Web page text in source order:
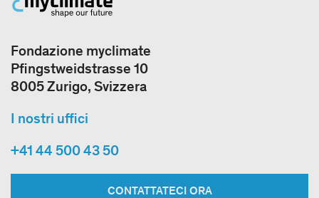
Fondazione myclimate
Pfingstweidstrasse 10
8005 Zurigo, Svizzera
I nostri uffici
+41 44 500 43 50
CONTATTATECI ORA